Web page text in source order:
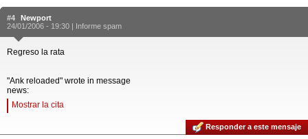
#4
Newport
24/01/2006 - 19:30 | Informe spam
Regreso la rata
"Ank reloaded" wrote in message
news:
Mostrar la cita
Responder a este mensaje